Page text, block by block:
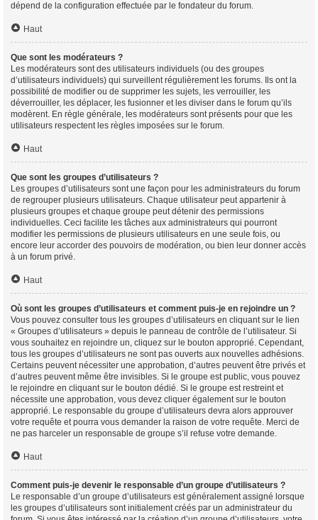
dépend de la configuration effectuée par le fondateur du forum.
Haut
Que sont les modérateurs ?
Les modérateurs sont des utilisateurs individuels (ou des groupes
d’utilisateurs individuels) qui surveillent régulièrement les forums. Ils ont la
possibilité de modifier ou de supprimer les sujets, les verrouiller, les
déverrouiller, les déplacer, les fusionner et les diviser dans le forum qu’ils
modèrent. En règle générale, les modérateurs sont présents pour que les
utilisateurs respectent les règles imposées sur le forum.
Haut
Que sont les groupes d’utilisateurs ?
Les groupes d’utilisateurs sont une façon pour les administrateurs du forum
de regrouper plusieurs utilisateurs. Chaque utilisateur peut appartenir à
plusieurs groupes et chaque groupe peut détenir des permissions
individuelles. Ceci facilite les tâches aux administrateurs qui pourront
modifier les permissions de plusieurs utilisateurs en une seule fois, ou
encore leur accorder des pouvoirs de modération, ou bien leur donner accès
à un forum privé.
Haut
Où sont les groupes d’utilisateurs et comment puis-je en rejoindre un ?
Vous pouvez consulter tous les groupes d’utilisateurs en cliquant sur le lien
« Groupes d’utilisateurs » depuis le panneau de contrôle de l’utilisateur. Si
vous souhaitez en rejoindre un, cliquez sur le bouton approprié. Cependant,
tous les groupes d’utilisateurs ne sont pas ouverts aux nouvelles adhésions.
Certains peuvent nécessiter une approbation, d’autres peuvent être privés et
d’autres peuvent même être invisibles. Si le groupe est public, vous pouvez
le rejoindre en cliquant sur le bouton dédié. Si le groupe est restreint et
nécessite une approbation, vous devez cliquer également sur le bouton
approprié. Le responsable du groupe d’utilisateurs devra alors approuver
votre requête et pourra vous demander la raison de votre requête. Merci de
ne pas harceler un responsable de groupe s’il refuse votre demande.
Haut
Comment puis-je devenir le responsable d’un groupe d’utilisateurs ?
Le responsable d’un groupe d’utilisateurs est généralement assigné lorsque
les groupes d’utilisateurs sont initialement créés par un administrateur du